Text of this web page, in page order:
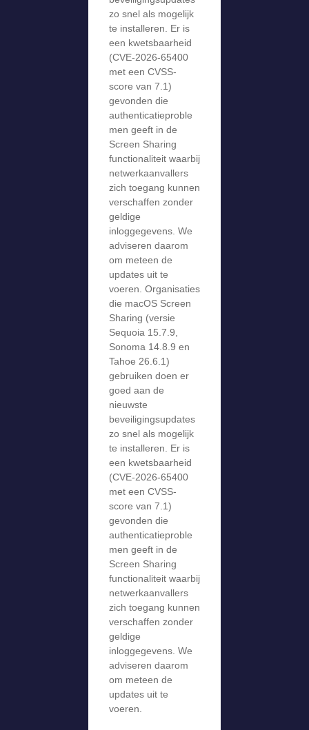
zo snel als mogelijk
te installeren. Er is
een kwetsbaarheid
(CVE-2026-65400
met een CVSS-
score van 7.1)
gevonden die
authenticatieproble
men geeft in de
Screen Sharing
functionaliteit waarbij
netwerkaanvallers
zich toegang kunnen
verschaffen zonder
geldige
inloggegevens. We
adviseren daarom
om meteen de
updates uit te
voeren. Organisaties
die macOS Screen
Sharing (versie
Sequoia 15.7.9,
Sonoma 14.8.9 en
Tahoe 26.6.1)
gebruiken doen er
goed aan de
nieuwste
beveiligingsupdates
zo snel als mogelijk
te installeren. Er is
een kwetsbaarheid
(CVE-2026-65400
met een CVSS-
score van 7.1)
gevonden die
authenticatieproble
men geeft in de
Screen Sharing
functionaliteit waarbij
netwerkaanvallers
zich toegang kunnen
verschaffen zonder
geldige
inloggegevens. We
adviseren daarom
om meteen de
updates uit te
voeren.